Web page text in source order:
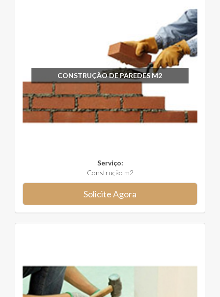
CONSTRUÇÃO DE PAREDES M2
Serviço:
Construção m2
Solicite Agora